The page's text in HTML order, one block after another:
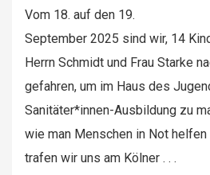
Vom 18. auf den 19.
September 2025 sind wir, 14
Herrn Schmidt und Frau Starke
gefahren, um im Haus des
Sanitäter*innen-Ausbildung zu
wie man Menschen in Not helfen
trafen wir uns am Kölner . . .